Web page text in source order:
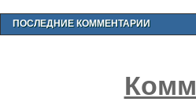
ПОСЛЕДНИЕ КОММЕНТАРИИ